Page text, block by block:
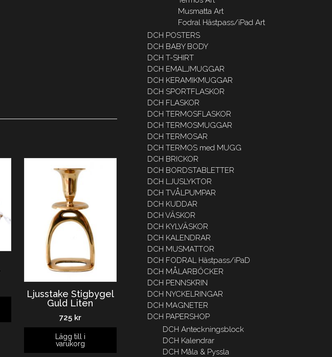
Ljusstake Stigbygel
Guld Liten
725 kr
Lägg till i
varukorg
Musmatta Art
Fodral Hästpass/iPad Art
DCH POSTERS
DCH BABY BODY
DCH T-SHIRT
DCH EMALJMUGGAR
DCH KERAMIKMUGGAR
DCH SPORTFLASKOR
DCH FLASKOR
DCH TERMOSFLASKOR
DCH TERMOSMUGGAR
DCH TERMOSAR
DCH TERMOS med MUGG
DCH BRICKOR
DCH BORDSTABLETTER
DCH LJUSLYKTOR
DCH TVÅLPUMPAR
DCH KUDDAR
DCH VÄSKOR
DCH KYLVÄSKOR
DCH KALENDRAR
DCH MUSMATTOR
DCH FODRAL Hästpass/iPaD
DCH MÅLARBÖCKER
DCH PENNSKRIN
DCH NYCKELRINGAR
DCH MAGNETER
DCH PAPERSHOP
DCH Anteckningsblock
DCH Kalendrar
DCH Måla & Pyssla